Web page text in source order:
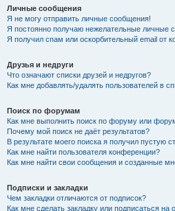
Личные сообщения
Я не могу отправить личные сообщения!
Я постоянно получаю нежелательные личные
Я получил спам или оскорбительный email от
Друзья и недруги
Что означают списки друзей и недругов?
Как мне добавлять/удалять пользователей в
Поиск по форумам
Как мне выполнить поиск по форуму или
Почему мой поиск не даёт результатов?
В результате моего поиска я получил пустую
Как мне найти пользователя конференции?
Как мне найти свои сообщения и созданные
Подписки и закладки
Чем закладки отличаются от подписок?
Как мне сделать закладку или подписаться на